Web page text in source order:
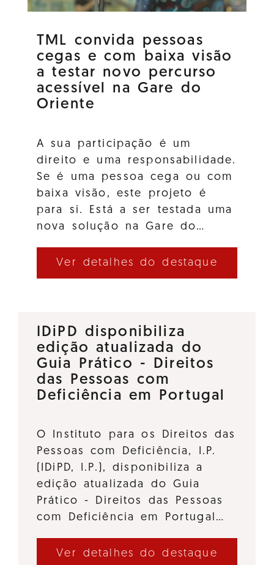
TML convida pessoas
cegas e com baixa visão
a testar novo percurso
acessível na Gare do
Oriente
A sua participação é um
direito e uma responsabilidade.
Se é uma pessoa cega ou com
baixa visão, este projeto é
para si. Está a ser testada uma
nova solução na Gare do…
Ver detalhes do destaque
IDiPD disponibiliza
edição atualizada do
Guia Prático - Direitos
das Pessoas com
Deficiência em Portugal
O Instituto para os Direitos das
Pessoas com Deficiência, I.P.
(IDiPD, I.P.), disponibiliza a
edição atualizada do Guia
Prático - Direitos das Pessoas
com Deficiência em Portugal…
Ver detalhes do destaque